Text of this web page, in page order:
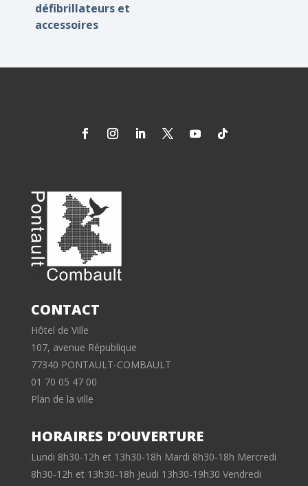
défibrillateurs et
accessoires
CONTACT
Hôtel de Ville
107, avenue République
77340 PONTAULT-COMBAULT
01 70 05 47 00
Plan de la ville
HORAIRES D’OUVERTURE
Lundi 8h30-12h et 13h30-18h Mardi 8h30-18h Mercredi
8h30-12h et 13h30-18h Jeudi 13h30-19h30 Vendredi